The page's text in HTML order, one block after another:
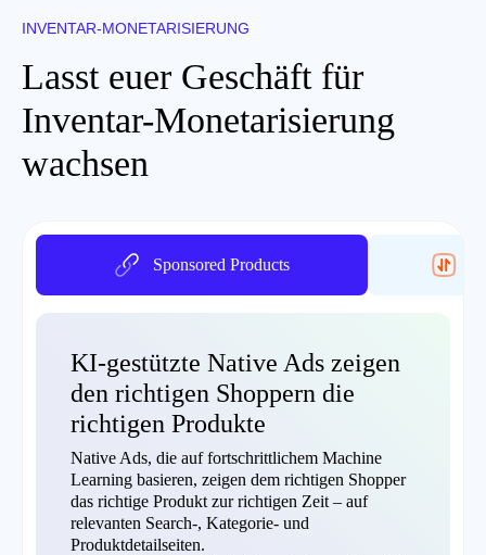
INVENTAR-MONETARISIERUNG
Lasst euer Geschäft für
Inventar-Monetarisierung
wachsen
Sponsored Products
KI-gestützte Native Ads zeigen
den richtigen Shoppern die
richtigen Produkte
Native Ads, die auf fortschrittlichem Machine
Learning basieren, zeigen dem richtigen Shopper
das richtige Produkt zur richtigen Zeit – auf
relevanten Search-, Kategorie- und
Produktdetailseiten.